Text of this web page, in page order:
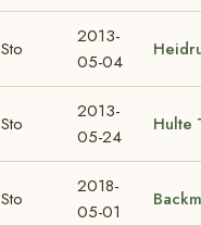
Sto
2013-
05-04
Sto
2013-
05-24
Hulte
Sto
2018-
05-01